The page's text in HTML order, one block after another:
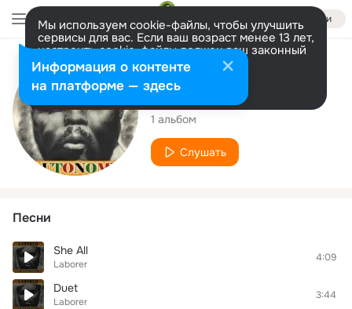
Войти
Мы используем cookie-файлы, чтобы улучшить
сервисы для вас. Если ваш возраст менее 13 лет,
настроить cookie-файлы должен ваш законный
представитель. Больше информации
Разрешить все Настроить
Исполнитель
Laborer
1 альбом
Слушать
Песни
She All
Laborer
4:09
Duet
Laborer
3:44
Информация о контенте
на платформе — здесь